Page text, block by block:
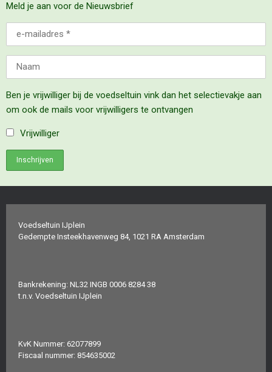
Meld je aan voor de Nieuwsbrief
Ben je vrijwilliger bij de voedseltuin vink dan het selectievakje aan
om ook de mails voor vrijwilligers te ontvangen
Vrijwilliger
Voedseltuin IJplein
Gedempte Insteekhavenweg 84, 1021 RA Amsterdam
Bankrekening: NL32 INGB 0006 8284 38
t.n.v. Voedseltuin IJplein
KvK Nummer: 62077899
Fiscaal nummer: 854635002